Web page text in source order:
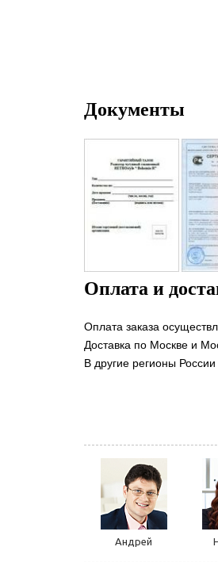
Документы
Оплата и
Оплата заказа
Доставка по Москве и
В другие регионы
Андрей